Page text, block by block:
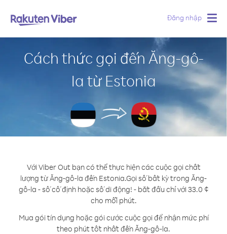
Đăng nhập
Cách thức gọi đến Ăng-gô-
la từ Estonia
Với Viber Out bạn có thể thực hiện các cuộc gọi chất
lượng từ Ăng-gô-la đến Estonia.Gọi số bất kỳ trong Ăng-
gô-la - số cố định hoặc số di động! - bắt đầu chỉ với 33.0 ¢
cho mỗi phút.
Mua gói tín dụng hoặc gói cước cuộc gọi để nhận mức phí
theo phút tốt nhất đến Ăng-gô-la.